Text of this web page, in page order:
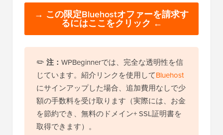
→ この限定Bluehostオファーを請求す
るにはここをクリック ←
✏️ 注： WPBeginnerでは、完全な透明性を信
じています。紹介リンクを使用してBluehost
にサインアップした場合、追加費用なしで少
額の手数料を受け取ります（実際には、お金
を節約でき、無料のドメイン+ SSL証明書を
取得できます）。